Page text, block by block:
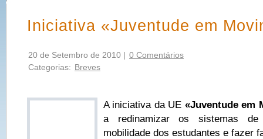
Iniciativa «Juventude em
20 de Setembro de 2010 | 0 Comentários
Categorias: Breves
A iniciativa da UE «Juventude em
a redinamizar os sistemas
mobilidade dos estudantes e fazer